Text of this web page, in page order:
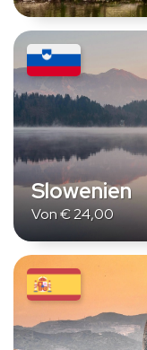
Slowenien
Von€24,00